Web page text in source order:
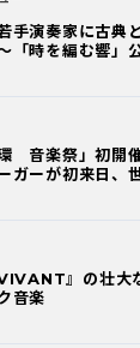
手演奏家に古典
「時を編む響」
環 音楽祭」初開
ガーが初来日、
』の壮大
音楽